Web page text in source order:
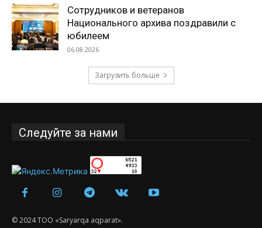
Сотрудников и ветеранов
Национального архива поздравили с
юбилеем
06.08.2026
Загрузить больше
Следуйте за нами
© 2024 ТОО «Saryarqa aqparat».